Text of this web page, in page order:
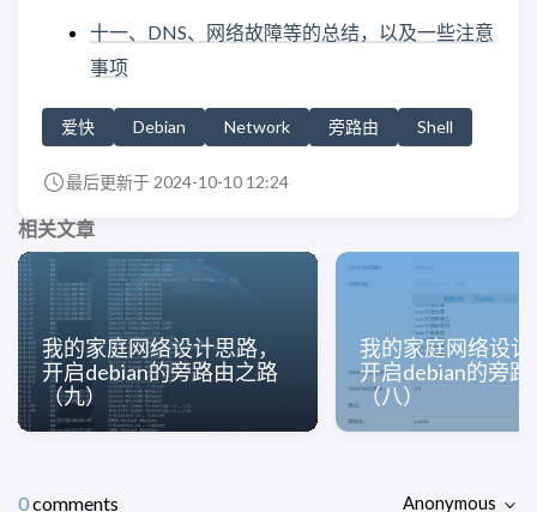
十一、DNS、网络故障等的总结，以及一些注意
事项
爱快 Debian Network 旁路由 Shell
最后更新于 2024-10-10 12:24
相关文章
我的家庭网络设计思路，
开启debian的旁路由之路
（九）
我的家庭网络设
开启debian的旁
（八）
0comments Anonymous